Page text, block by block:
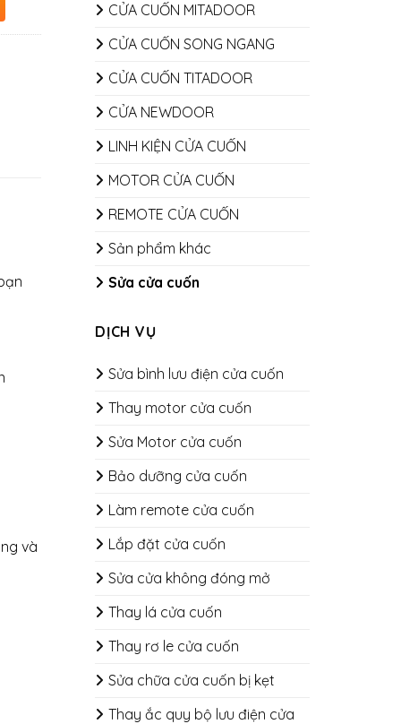
CỬA CUỐN MITADOOR
CỬA CUỐN SONG NGANG
CỬA CUỐN TITADOOR
CỬA NEWDOOR
LINH KIỆN CỬA CUỐN
MOTOR CỬA CUỐN
REMOTE CỬA CUỐN
Sản phẩm khác
Sửa cửa cuốn
DỊCH VỤ
Sửa bình lưu điện cửa cuốn
Thay motor cửa cuốn
Sửa Motor cửa cuốn
Bảo dưỡng cửa cuốn
​​​​​​​Làm remote cửa cuốn
Lắp đặt cửa cuốn
Sửa cửa không đóng mở
Thay lá cửa cuốn
Thay rơ le cửa cuốn
Sửa chữa cửa cuốn bị kẹt
Thay ắc quy bộ lưu điện cửa
và